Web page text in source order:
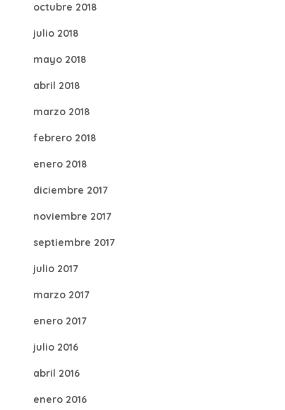
octubre 2018
julio 2018
mayo 2018
abril 2018
marzo 2018
febrero 2018
enero 2018
diciembre 2017
noviembre 2017
septiembre 2017
julio 2017
marzo 2017
enero 2017
julio 2016
abril 2016
enero 2016